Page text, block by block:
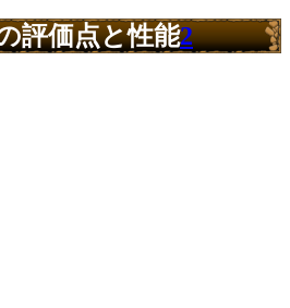
評価点と性能2